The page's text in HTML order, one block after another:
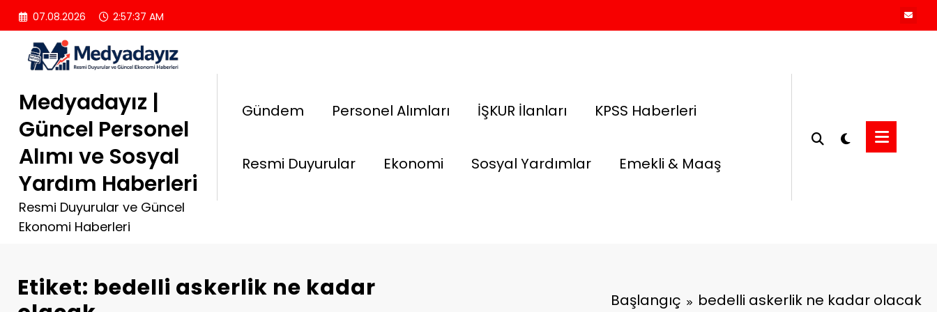
İçeriğe
atla
07.08.2026 2:57:38 AM
Medyadayız |
Güncel Personel
Alımı ve Sosyal
Yardım Haberleri
Resmi Duyurular ve Güncel
Ekonomi Haberleri
Gündem Personel Alımları İŞKUR İlanları KPSS Haberleri
Resmi Duyurular Ekonomi Sosyal Yardımlar Emekli & Maaş
Etiket: bedelli askerlik ne kadar
Başlangıç bedelli askerlik ne kadar olacak